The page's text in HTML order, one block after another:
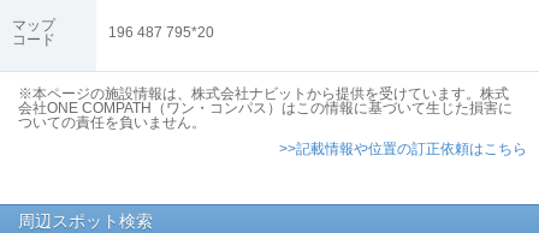
マップ
コード
196 487 795*20
※本ページの施設情報は、株式会社ナビットから提供を受けています。株式
会社ONE COMPATH（ワン・コンパス）はこの情報に基づいて生じた損害に
ついての責任を負いません。
>>記載情報や位置の訂正依頼はこちら
周辺スポット検索